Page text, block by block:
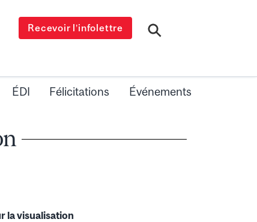
Recevoir l’infolettre
ÉDI Félicitations Événements
la visualisation